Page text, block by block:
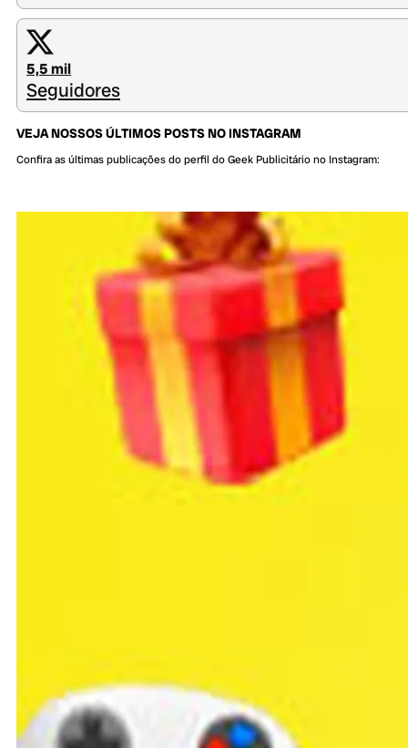
5,5 mil
Seguidores
VEJA NOSSOS ÚLTIMOS POSTS NO INSTAGRAM
Confira as últimas publicações do perfil do Geek Publicitário no Instagram: